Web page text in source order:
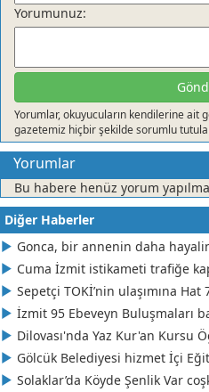
Yorumunuz:
Yorumlar, okuyucuların kendilerine ait
gazetemiz hiçbir şekilde sorumlu
Yorumlar
Bu habere henüz yorum
Diğer Haberler
Gonca, bir annenin daha
Cuma İzmit istikameti trafiğe
Sepetçi TOKİ’nin ulaşımına Hat
İzmit 95 Ebeveyn Buluşmaları
Dilovası'nda Yaz Kur'an Kursu
Gölcük Belediyesi hizmet İçi
Solaklar’da Köyde Şenlik Var
Küçük Mavi Nokta
23 NİSAN BAYRAM
Cüneyt Karaman
ZAHİD, BİZİ TAN EYLEME
YELİZ BİNGÖL
Derince'de, SAVAŞCI bir
Şemsettin Saral
BESLENME Sporcu
CELAL GÜREŞEN
Yine Yaz Yine Yangın